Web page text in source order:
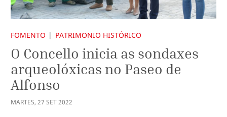
FOMENTO PATRIMONIO HISTÓRICO
O Concello inicia as sondaxes
arqueolóxicas no Paseo de
Alfonso
MARTES, 27 SET2022